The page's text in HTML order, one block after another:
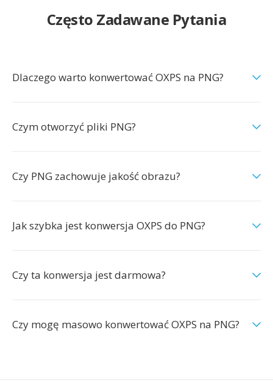
Często Zadawane Pytania
Dlaczego warto konwertować OXPS na PNG?
Czym otworzyć pliki PNG?
Czy PNG zachowuje jakość obrazu?
Jak szybka jest konwersja OXPS do PNG?
Czy ta konwersja jest darmowa?
Czy mogę masowo konwertować OXPS na PNG?